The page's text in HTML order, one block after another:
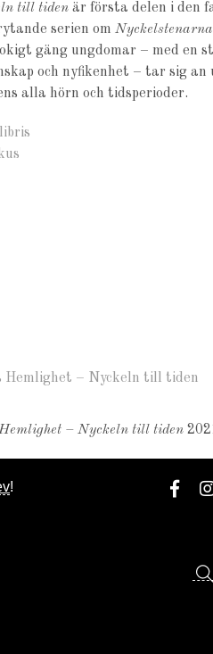
till tiden är första delen i den
serien om
gäng ungdomar – med en
och nyfikenhet – tar sig
alla hörn och tidsperioder.
Hemlighet – Nyckeln till tiden
– Nyckeln till tiden
!